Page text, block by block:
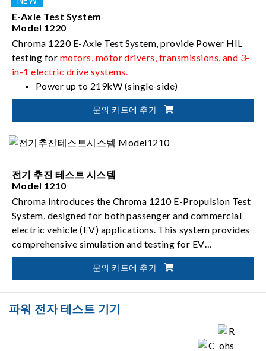
E-Axle Test System
Model 1220
Chroma 1220 E-Axle Test System, provide Power HIL
testing for motors, motor drivers, transmissions, and 3-
in-1 electric drive systems.
Power up to 219kW (single-side)
Rotational speed up to 3,300rpm
Torque up to 2,988Nm (single-side)
문의 카트에 추가
전기 추진 테스트 시스템
Model 1210
Chroma introduces the Chroma 1210 E-Propulsion Test
System, designed for both passenger and commercial
electric vehicle (EV) applications. This system provides
comprehensive simulation and testing for EV
powertrains, includinge-motors, motor drivers,
transmissions, and e-drive systems.
Power up to 600kW
Rotational speed up to 25,000rpm
문의 카트에 추가
파워 전자 테스트 기기